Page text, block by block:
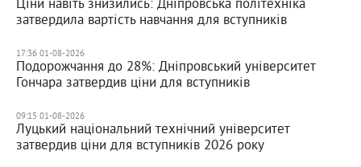
затвердила вартість навчання для вступників
17:36 01-08-2026
Подорожчання до 28%: Дніпровський університет
Гончара затвердив ціни для вступників
09:15 01-08-2026
Луцький національний технічний університет
затвердив ціни для вступників 2026 року